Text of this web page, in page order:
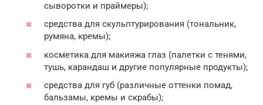
сыворотки и праймеры);
средства для скульптурирования (тональник,
румяна, кремы);
косметика для макияжа глаз (палетки с тенями,
тушь, карандаш и другие популярные продукты);
средства для губ (различные оттенки помад,
бальзамы, кремы и скрабы);